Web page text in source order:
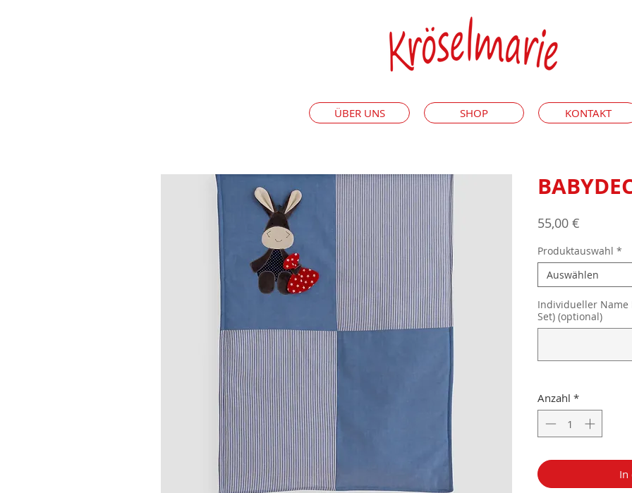
ÜBER UNS SHOP KONTAKT
55,00 €
Produktauswahl *
Auswählen
Individueller Name
Set) (optional)
Anzahl *
In